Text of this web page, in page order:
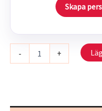
Skapa
-
612/16
+